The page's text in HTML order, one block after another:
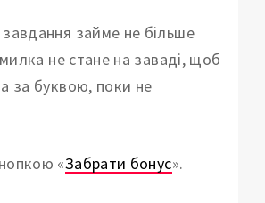
займе не більше
не стане на заваді, щоб
за буквою, поки не
«Забрати бонус».